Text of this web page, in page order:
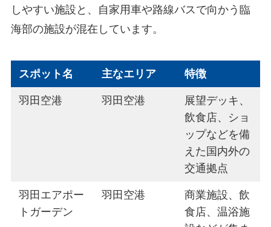
しやすい施設と、自家用車や路線バスで向かう臨
海部の施設が混在しています。
スポット名 主なエリア 特徴
羽田空港 羽田空港
展望デッキ、
飲食店、ショ
ップなどを備
えた国内外の
交通拠点
羽田エアポー
トガーデン
羽田空港
商業施設、飲
食店、温浴施